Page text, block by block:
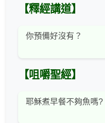
【釋經講道】
你預備好沒有？
【咀嚼聖經】
耶穌煮早餐不夠魚嗎?